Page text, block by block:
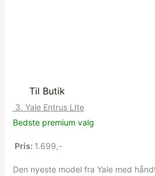
Til Butik
3. Yale Entrus LIte
Bedste premium valg
Pris: 1.699,-
Den nyeste model fra Yale med